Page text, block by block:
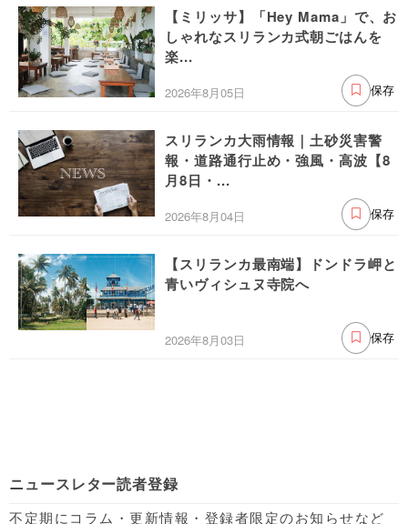
【ミリッサ】「Hey Mama」で、お
しゃれなスリランカ式朝ごはんを
楽...
2026年8月05日 保存
スリランカ大雨情報｜土砂災害警
報・道路通行止め・強風・高波【8
月8日・...
2026年8月04日 保存
【スリランカ最南端】ドンドラ岬と
青いヴィシュヌ寺院へ
2026年8月03日 保存
ニュースレター読者登録
不定期にコラム・更新情報・登録者限定のお知らせなど